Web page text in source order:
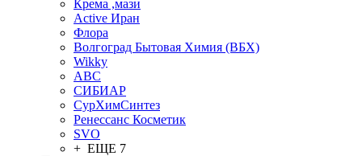
Крема ,мази
Аctive Иран
Флора
Волгоград Бытовая Химия (ВБХ)
Wikky
АВС
СИБИАР
СурХимСинтез
Ренессанс Косметик
SVO
+ ЕЩЕ 7